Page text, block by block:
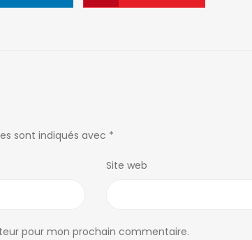
sont indiqués avec *
Site web
pour mon prochain commentaire.